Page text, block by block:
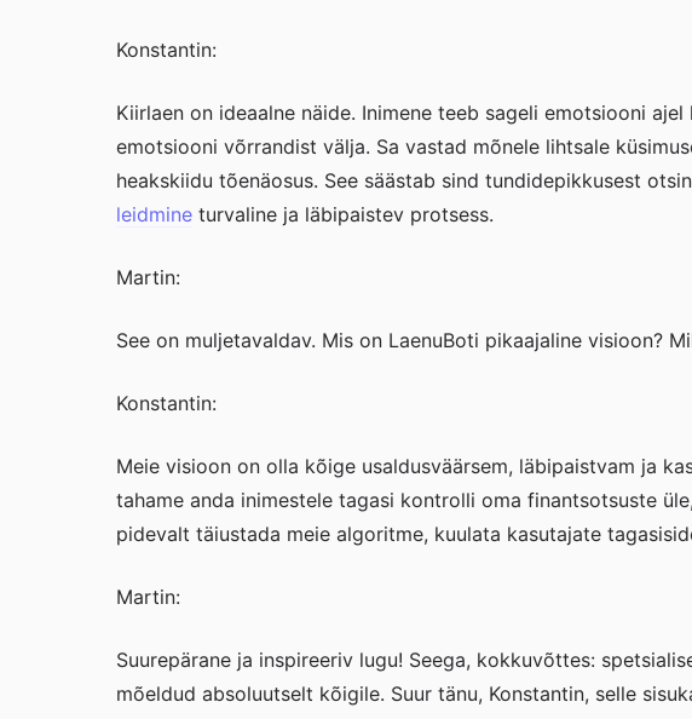
Konstantin:
Kiirlaen on ideaalne näide. Inimene teeb sageli emotsiooni
emotsiooni võrrandist välja. Sa vastad mõnele lihtsale
heakskiidu tõenäosus. See säästab sind tundidepikkusest
leidmine turvaline ja läbipaistev protsess.
Martin:
See on muljetavaldav. Mis on LaenuBoti pikaajaline visioon?
Konstantin:
Meie visioon on olla kõige usaldusväärsem, läbipaistvam ja
tahame anda inimestele tagasi kontrolli oma finantsotsuste
pidevalt täiustada meie algoritme, kuulata kasutajate
Martin:
Suurepärane ja inspireeriv lugu! Seega, kokkuvõttes:
mõeldud absoluutselt kõigile. Suur tänu, Konstantin, selle